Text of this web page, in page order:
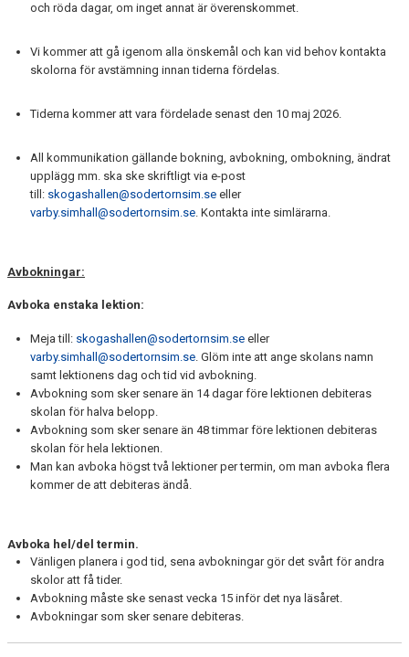
och röda dagar, om inget annat är överenskommet.
Vi kommer att gå igenom alla önskemål och kan vid behov kontakta
skolorna för avstämning innan tiderna fördelas.
Tiderna kommer att vara fördelade senast den 10 maj 2026.
All kommunikation gällande bokning, avbokning, ombokning, ändrat
upplägg mm. ska ske skriftligt via e-post
till: skogashallen@sodertornsim.se eller
varby.simhall@sodertornsim.se. Kontakta inte simlärarna.
Avbokningar:
Avboka enstaka lektion:
Meja till: skogashallen@sodertornsim.se eller
varby.simhall@sodertornsim.se. Glöm inte att ange skolans namn
samt lektionens dag och tid vid avbokning.
Avbokning som sker senare än 14 dagar före lektionen debiteras
skolan för halva belopp.
Avbokning som sker senare än 48 timmar före lektionen debiteras
skolan för hela lektionen.
Man kan avboka högst två lektioner per termin, om man avboka flera
kommer de att debiteras ändå.
Avboka hel/del termin.
Vänligen planera i god tid, sena avbokningar gör det svårt för andra
skolor att få tider.
Avbokning måste ske senast vecka 15 inför det nya läsåret.
Avbokningar som sker senare debiteras.